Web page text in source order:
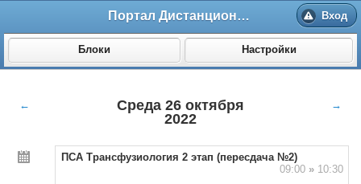
Портал Дистанционного обучения ВолгГМУ Вход
Блоки Настройки
←
Среда 26 октября
2022
→
ПСА Трансфузиология 2 этап (пересдача №2)
09:00 »10:30